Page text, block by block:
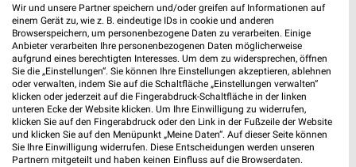
Ludwig-Erhard-Allee 14 (Parkarkaden)
76131 Karlsruhe
Heute 08:30 - 20:00 Uhr | Geöffnet
525,03 km
Füllhorn Karlsruhe
Erbprinzenstraße 27
76133 Karlsruhe
Wir und unsere Partner speichern und/oder greifen auf Informationen auf
einem Gerät zu, wie z. B. eindeutige IDs in cookie und anderen
Browserspeichern, um personenbezogene Daten zu verarbeiten. Einige
Anbieter verarbeiten Ihre personenbezogenen Daten möglicherweise
aufgrund eines berechtigten Interesses. Um dem zu widersprechen, öffnen
Sie die „Einstellungen“. Sie können Ihre Einstellungen akzeptieren, ablehnen
oder verwalten, indem Sie auf die Schaltfläche „Einstellungen verwalten“
klicken oder jederzeit auf die Fingerabdruck-Schaltfläche in der linken
unteren Ecke der Website klicken. Um Ihre Einwilligung zu widerrufen,
klicken Sie auf den Fingerabdruck oder den Link in der Fußzeile der Website
und klicken Sie auf den Menüpunkt „Meine Daten“. Auf dieser Seite können
Sie Ihre Einwilligung widerrufen. Diese Entscheidungen werden unseren
Partnern mitgeteilt und haben keinen Einfluss auf die Browserdaten.